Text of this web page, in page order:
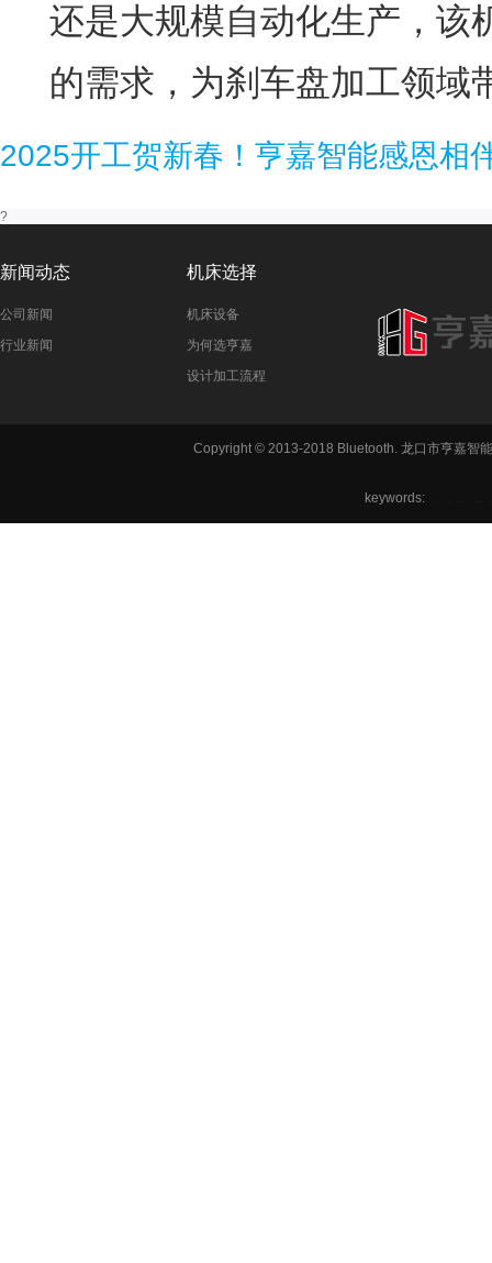
还是大规模自动化生产，该
的需求，为刹车盘加工领域
2025开工贺新春！亨嘉智能感恩相
?
新闻动态
公司新闻
行业新闻
机床选择
机床设备
为何选亨嘉
设计加工流程
Copyright © 2013-2018 Bluetooth. 龙口市亨嘉智
keywords: